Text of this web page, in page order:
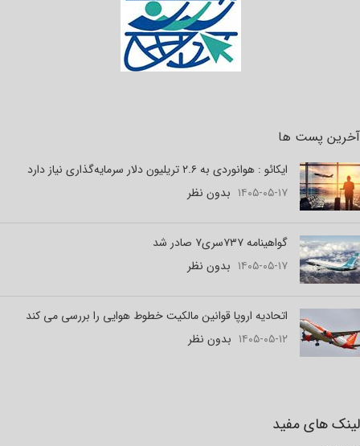
آخرین پست ها
ایکائو : هوانوردی به ۲.۶ تریلیون دلار سرمایه‌گذاری نیاز دارد
۱۴۰۵-۰۵-۱۷ بدون نظر
گواهینامه ۷۳۷سری۷ صادر شد
۱۴۰۵-۰۵-۱۷ بدون نظر
اتحادیه اروپا قوانین مالکیت خطوط هوایی را بررسی می کند
۱۴۰۵-۰۵-۱۲ بدون نظر
لینک های مفید